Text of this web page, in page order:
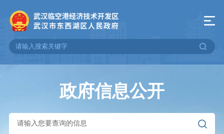
政府信息公开